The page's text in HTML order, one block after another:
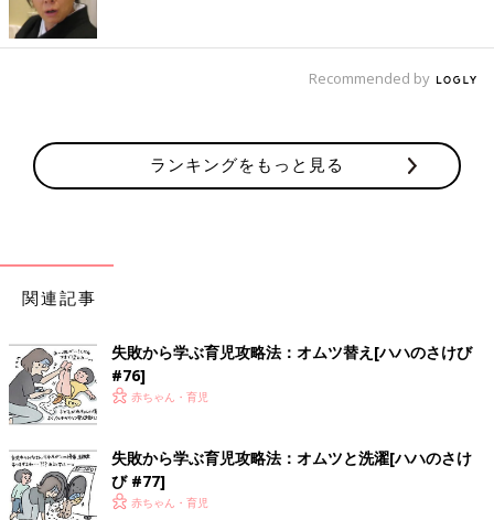
しかしそれをカバーするよだれカバーなるものが売っていた！！
最初これが何の商品なのかわからなかったけどやっとわかった！
ー連載第13回に続きます。お楽しみに！ー
Recommended by
ランキングをもっと見る
関連記事
失敗から学ぶ育児攻略法：オムツ替え[ハハのさけび
#76]
赤ちゃん・育児
失敗から学ぶ育児攻略法：オムツと洗濯[ハハのさけ
び #77]
赤ちゃん・育児